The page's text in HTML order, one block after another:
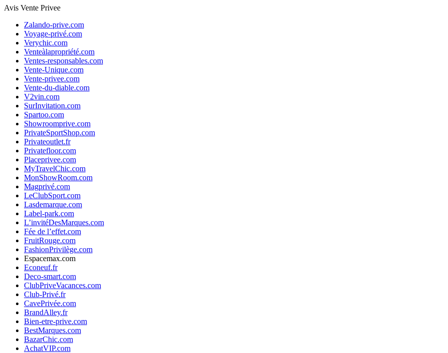
Avis Vente Privee
Zalando-prive.com
Voyage-privé.com
Verychic.com
Venteàlapropriété.com
Ventes-responsables.com
Vente-Unique.com
Vente-privee.com
Vente-du-diable.com
V2vin.com
SurInvitation.com
Spartoo.com
Showroomprive.com
PrivateSportShop.com
Privateoutlet.fr
Privatefloor.com
Placeprivee.com
MyTravelChic.com
MonShowRoom.com
Magprivé.com
LeClubSport.com
Lasdemarque.com
Label-park.com
L’invitéDesMarques.com
Fée de l’effet.com
FruitRouge.com
FashionPrivilège.com
Espacemax.com
Econeuf.fr
Deco-smart.com
ClubPriveVacances.com
Club-Privé.fr
CavePrivée.com
BrandAlley.fr
Bien-etre-prive.com
BestMarques.com
BazarChic.com
AchatVIP.com